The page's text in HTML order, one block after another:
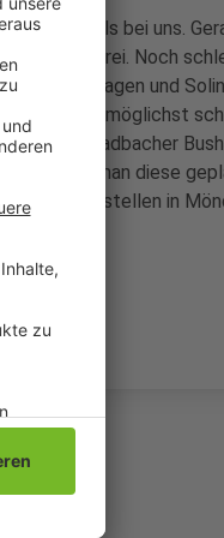
höher als bei uns.
barrierefrei. Noch
Hagen und
Situation möglichst
Mönchengladbacher
wenn man diese
Haltestellen in